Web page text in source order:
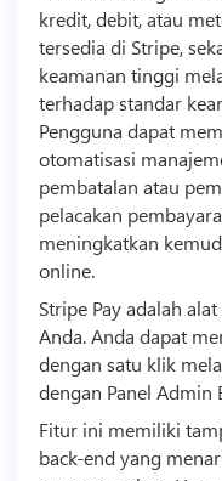
kredit, debit, atau
tersedia di Stripe,
keamanan tinggi
terhadap standar
Pengguna dapat
otomatisasi
pembatalan atau
pelacakan
meningkatkan
online.
Stripe Pay adalah
Anda. Anda dapat
dengan satu klik
dengan Panel Admin
Fitur ini memiliki
back-end yang